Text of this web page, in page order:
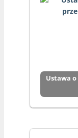
Ustawa